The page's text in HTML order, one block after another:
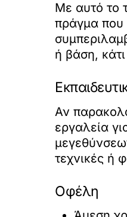
Με αυτό το
πράγμα που
ή βάση,
Αν
εργαλεία
τεχνικές ή
Οφέλη